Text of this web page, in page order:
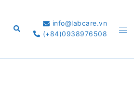
Search
info@labcare.vn
(+84)0938976508